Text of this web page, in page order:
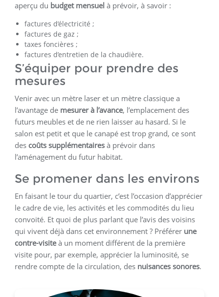
aperçu du budget mensuel à prévoir, à savoir :
factures d’électricité ;
factures de gaz ;
taxes foncières ;
factures d’entretien de la chaudière.
S’équiper pour prendre des
mesures
Venir avec un mètre laser et un mètre classique a
l’avantage de mesurer à l’avance, l’emplacement des
futurs meubles et de ne rien laisser au hasard. Si le
salon est petit et que le canapé est trop grand, ce sont
des coûts supplémentaires à prévoir dans
l’aménagement du futur habitat.
Se promener dans les environs
En faisant le tour du quartier, c’est l’occasion d’apprécier
le cadre de vie, les activités et les commodités du lieu
convoité. Et quoi de plus parlant que l’avis des voisins
qui vivent déjà dans cet environnement ? Préférer une
contre-visiteà un moment différent de la première
visite pour, par exemple, apprécier la luminosité, se
rendre compte de la circulation, des nuisances sonores.